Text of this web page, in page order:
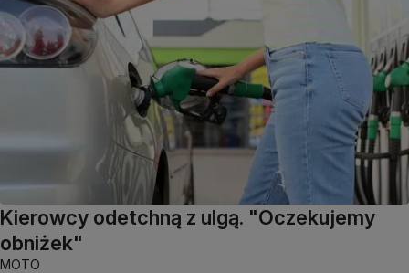
Kierowcy odetchną z ulgą. "Oczekujemy
obniżek"
MOTO